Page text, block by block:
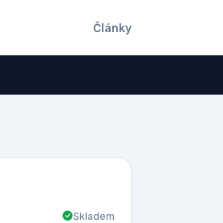
Články
Skladem